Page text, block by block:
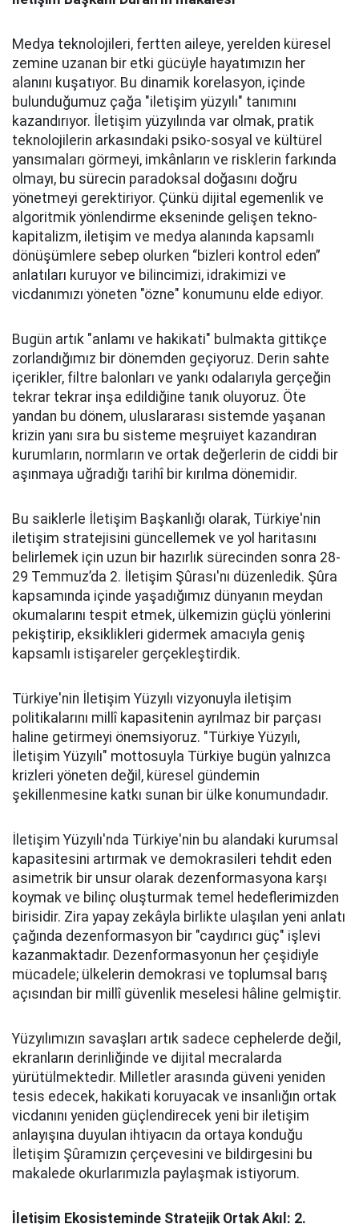
Medya teknolojileri, fertten aileye, yerelden küresel
zemine uzanan bir etki gücüyle hayatımızın her
alanını kuşatıyor. Bu dinamik korelasyon, içinde
bulunduğumuz çağa "iletişim yüzyılı" tanımını
kazandırıyor. İletişim yüzyılında var olmak, pratik
teknolojilerin arkasındaki psiko-sosyal ve kültürel
yansımaları görmeyi, imkânların ve risklerin farkında
olmayı, bu sürecin paradoksal doğasını doğru
yönetmeyi gerektiriyor. Çünkü dijital egemenlik ve
algoritmik yönlendirme ekseninde gelişen tekno-
kapitalizm, iletişim ve medya alanında kapsamlı
dönüşümlere sebep olurken “bizleri kontrol eden”
anlatıları kuruyor ve bilincimizi, idrakimizi ve
vicdanımızı yöneten "özne" konumunu elde ediyor.
Bugün artık "anlamı ve hakikati" bulmakta gittikçe
zorlandığımız bir dönemden geçiyoruz. Derin sahte
içerikler, filtre balonları ve yankı odalarıyla gerçeğin
tekrar tekrar inşa edildiğine tanık oluyoruz. Öte
yandan bu dönem, uluslararası sistemde yaşanan
krizin yanı sıra bu sisteme meşruiyet kazandıran
kurumların, normların ve ortak değerlerin de ciddi bir
aşınmaya uğradığı tarihî bir kırılma dönemidir.
Bu saiklerle İletişim Başkanlığı olarak, Türkiye'nin
iletişim stratejisini güncellemek ve yol haritasını
belirlemek için uzun bir hazırlık sürecinden sonra 28-
29 Temmuz’da 2. İletişim Şûrası'nı düzenledik. Şûra
kapsamında içinde yaşadığımız dünyanın meydan
okumalarını tespit etmek, ülkemizin güçlü yönlerini
pekiştirip, eksiklikleri gidermek amacıyla geniş
kapsamlı istişareler gerçekleştirdik.
Türkiye'nin İletişim Yüzyılı vizyonuyla iletişim
politikalarını millî kapasitenin ayrılmaz bir parçası
haline getirmeyi önemsiyoruz. "Türkiye Yüzyılı,
İletişim Yüzyılı" mottosuyla Türkiye bugün yalnızca
krizleri yöneten değil, küresel gündemin
şekillenmesine katkı sunan bir ülke konumundadır.
İletişim Yüzyılı'nda Türkiye'nin bu alandaki kurumsal
kapasitesini artırmak ve demokrasileri tehdit eden
asimetrik bir unsur olarak dezenformasyona karşı
koymak ve bilinç oluşturmak temel hedeflerimizden
birisidir. Zira yapay zekâyla birlikte ulaşılan yeni anlatı
çağında dezenformasyon bir "caydırıcı güç" işlevi
kazanmaktadır. Dezenformasyonun her çeşidiyle
mücadele; ülkelerin demokrasi ve toplumsal barış
açısından bir millî güvenlik meselesi hâline gelmiştir.
Yüzyılımızın savaşları artık sadece cephelerde değil,
ekranların derinliğinde ve dijital mecralarda
yürütülmektedir. Milletler arasında güveni yeniden
tesis edecek, hakikati koruyacak ve insanlığın ortak
vicdanını yeniden güçlendirecek yeni bir iletişim
anlayışına duyulan ihtiyacın da ortaya konduğu
İletişim Şûramızın çerçevesini ve bildirgesini bu
makalede okurlarımızla paylaşmak istiyorum.
İletişim Ekosisteminde Stratejik Ortak Akıl: 2.